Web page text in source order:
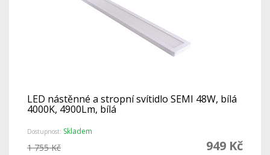
LED nástěnné a stropní svítidlo SEMI 48W, bílá
4000K, 4900Lm, bílá
Dostupnost: Skladem
949 Kč
1 755 Kč